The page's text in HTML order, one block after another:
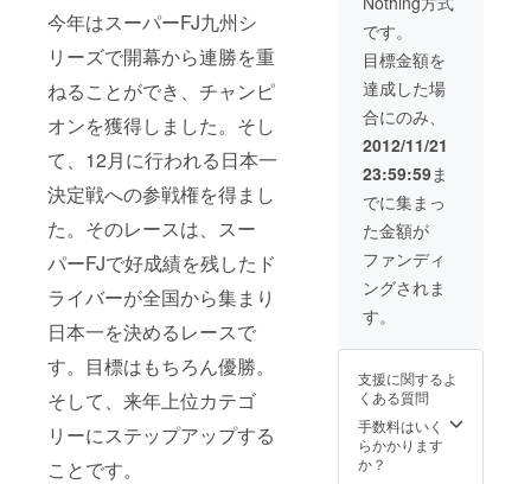
今年はスーパーFJ九州シ
リーズで開幕から連勝を重
ねることができ、チャンピ
オンを獲得しました。そし
て、12月に行われる日本一
決定戦への参戦権を得まし
た。そのレースは、スー
パーFJで好成績を残したド
ライバーが全国から集まり
日本一を決めるレースで
す。目標はもちろん優勝。
そして、来年上位カテゴ
リーにステップアップする
ことです。
ポートとレース
フォトアルバム
を郵送にてお送
りします
ナー画像を掲載
します ・スー
パーFJ日本一決
定戦に参戦する
マシンにパトロ
ンとしてステッ
カー（サイズ相
談）をお貼りし
ます ・元嶋佑弥
本人がスーパー
FJ日本一決定戦
のレース参戦報
告に伺い、参戦
報告レポートと
レースフォトア
ルバムをお渡し
いたします
（レース終了後
12月中旬頃に、
パトロン様希望
の場所にお伺い
します。日本国
内であれば場所
の限定はありま
せん。交通費は
です。
目標金額を
達成した場
合にのみ、
2012/11/21
23:59:59ま
でに集まっ
た金額が
ファンディ
ングされま
す。
支援に関するよ
くある質問
手数料はいく
らかかります
か？